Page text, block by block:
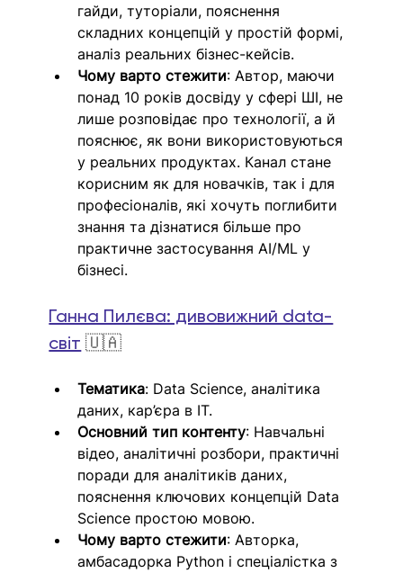
гайди, туторіали, пояснення
складних концепцій у простій формі,
аналіз реальних бізнес-кейсів.
Чому варто стежити: Автор, маючи
понад 10 років досвіду у сфері ШІ, не
лише розповідає про технології, а й
пояснює, як вони використовуються
у реальних продуктах. Канал стане
корисним як для новачків, так і для
професіоналів, які хочуть поглибити
знання та дізнатися більше про
практичне застосування AI/ML у
бізнесі.
Ганна Пилєва: дивовижний data-
світ 🇺🇦
Тематика: Data Science, аналітика
даних, кар’єра в ІТ.
Основний тип контенту: Навчальні
відео, аналітичні розбори, практичні
поради для аналітиків даних,
пояснення ключових концепцій Data
Science простою мовою.
Чому варто стежити: Авторка,
амбасадорка Python і спеціалістка з